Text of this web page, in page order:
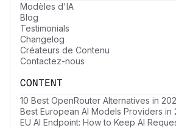
Modèles d'IA
Blog
Testimonials
Changelog
Créateurs de Contenu
Contactez-nous
CONTENT
10 Best OpenRouter Alternatives in
Best European AI Models Providers in
EU AI Endpoint: How to Keep AI